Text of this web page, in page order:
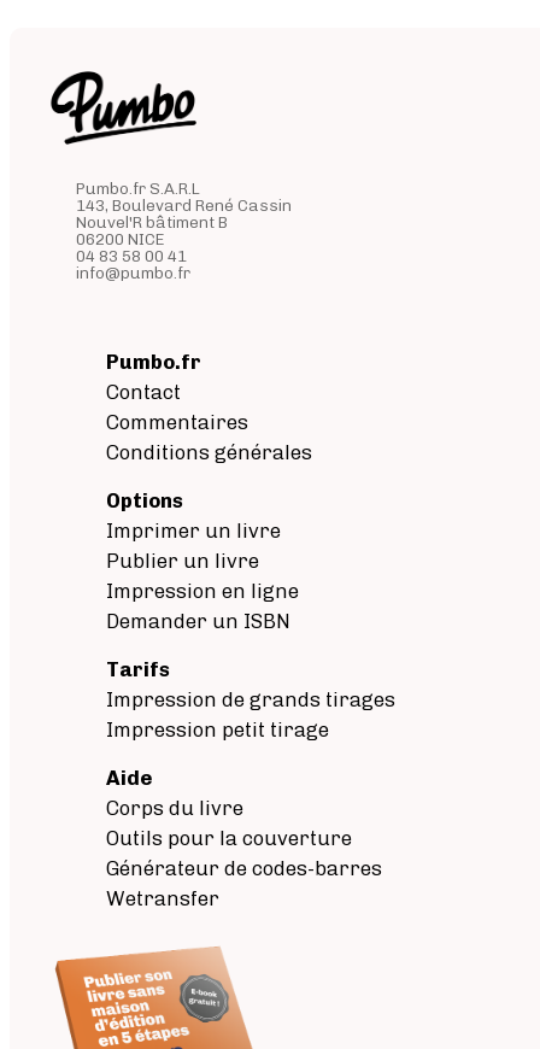
Pumbo.fr S.A.R.L
143, Boulevard René Cassin
Nouvel'R bâtiment B
06200 NICE
04 83 58 00 41
info@pumbo.fr
Pumbo.fr
Contact
Commentaires
Conditions générales
Options
Imprimer un livre
Publier un livre
Impression en ligne
Demander un ISBN
Tarifs
Impression de grands tirages
Impression petit tirage
Aide
Corps du livre
Outils pour la couverture
Générateur de codes-barres
Wetransfer